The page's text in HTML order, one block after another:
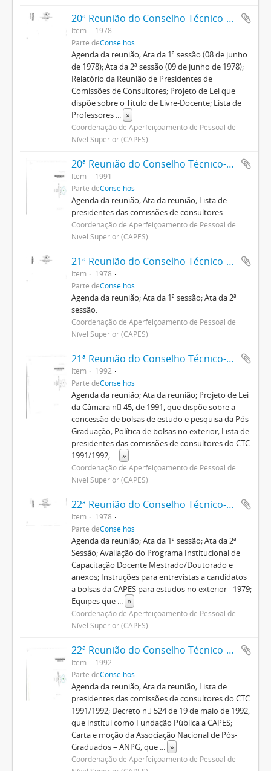
20ª Reunião do Conselho Técnico-Administrativo
Item
1978
Parte deConselhos
Agenda da reunião; Ata da 1ª sessão (08 de junho
de 1978); Ata da 2ª sessão (09 de junho de 1978);
Relatório da Reunião de Presidentes de
Comissões de Consultores; Projeto de Lei que
dispõe sobre o Título de Livre-Docente; Lista de
Professores ... »
Coordenação de Aperfeiçoamento de Pessoal de
Nível Superior (CAPES)
20ª Reunião do Conselho Técnico-Científico
Item
1991
Parte deConselhos
Agenda da reunião; Ata da reunião; Lista de
presidentes das comissões de consultores.
Coordenação de Aperfeiçoamento de Pessoal de
Nível Superior (CAPES)
21ª Reunião do Conselho Técnico-Administrativo
Item
1978
Parte deConselhos
Agenda da reunião; Ata da 1ª sessão; Ata da 2ª
sessão.
Coordenação de Aperfeiçoamento de Pessoal de
Nível Superior (CAPES)
21ª Reunião do Conselho Técnico-Científico
Item
1992
Parte deConselhos
Agenda da reunião; Ata da reunião; Projeto de Lei
da Câmara n 45, de 1991, que dispõe sobre a
concessão de bolsas de estudo e pesquisa da Pós-
Graduação; Política de bolsas no exterior; Lista de
presidentes das comissões de consultores do CTC
1991/1992; ... »
Coordenação de Aperfeiçoamento de Pessoal de
Nível Superior (CAPES)
22ª Reunião do Conselho Técnico-Administrativo
Item
1978
Parte deConselhos
Agenda da reunião; Ata da 1ª sessão; Ata da 2ª
Sessão; Avaliação do Programa Institucional de
Capacitação Docente Mestrado/Doutorado e
anexos; Instruções para entrevistas a candidatos
a bolsas da CAPES para estudos no exterior - 1979;
Equipes que ... »
Coordenação de Aperfeiçoamento de Pessoal de
Nível Superior (CAPES)
22ª Reunião do Conselho Técnico-Científico
Item
1992
Parte deConselhos
Agenda da reunião; Ata da reunião; Lista de
presidentes das comissões de consultores do CTC
1991/1992; Decreto n 524 de 19 de maio de 1992,
que institui como Fundação Pública a CAPES;
Carta e moção da Associação Nacional de Pós-
Graduados – ANPG, que ... »
Coordenação de Aperfeiçoamento de Pessoal de